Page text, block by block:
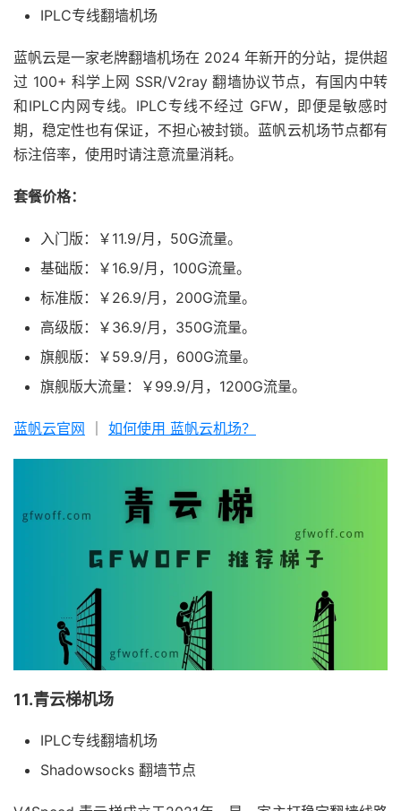
IPLC专线翻墙机场
蓝帆云是一家老牌翻墙机场在 2024 年新开的分站，提供超
过 100+ 科学上网 SSR/V2ray 翻墙协议节点，有国内中转
和IPLC内网专线。IPLC专线不经过 GFW，即便是敏感时
期，稳定性也有保证，不担心被封锁。蓝帆云机场节点都有
标注倍率，使用时请注意流量消耗。
套餐价格：
入门版：￥11.9/月，50G流量。
基础版：￥16.9/月，100G流量。
标准版：￥26.9/月，200G流量。
高级版：￥36.9/月，350G流量。
旗舰版：￥59.9/月，600G流量。
旗舰版大流量：￥99.9/月，1200G流量。
蓝帆云官网 如何使用 蓝帆云机场？
11.青云梯机场
IPLC专线翻墙机场
Shadowsocks 翻墙节点